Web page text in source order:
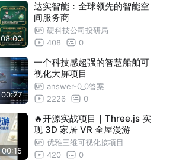
08:00
达实智能：全球领先的智能空
间服务商
硬科技公司投研局
408
0
00:27
一个科技感超强的智慧船舶可
视化大屏项目
answer-0_0答案
2226
0
00:15
🔥开源实战项目｜Three.js 实
现 3D 家居 VR 全屋漫游
优雅三维可视化接项目
420
0